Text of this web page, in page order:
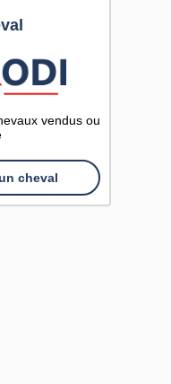
vendus ou
cheval